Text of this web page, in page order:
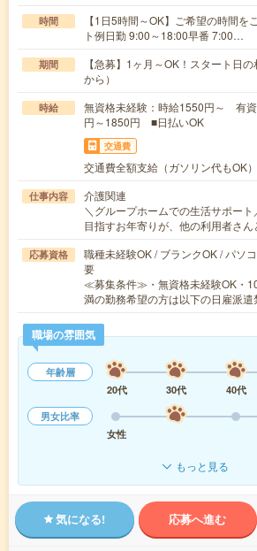
時間
【1日5時間～OK】ご希望の時間
ト例日勤 9:00～18:00早番 7:00…
期間
【急募】1ヶ月～OK！スタート日
から）
時給
無資格未経験：時給1550円～ 有
円～1850円 ■日払いOK
交通費
交通費全額支給（ガソリン代もOK）
仕事内容
介護関連
＼グループホームでの生活サポー
目指すお年寄りが、他の利用者さ
応募資格
職種未経験OK / ブランクOK / パソ
要
≪募集条件≫・無資格未経験OK・
満の勤務希望の方は以下の日雇派
職場の雰囲気
年齢層
20代
30代 40代
男女比率
女性
もっと見る
気になる! 応募へ進む